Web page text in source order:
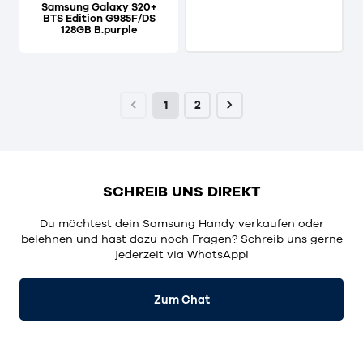
Samsung Galaxy S20+
BTS Edition G985F/DS
128GB B.purple
1 2
SCHREIB UNS DIREKT
Du möchtest dein Samsung Handy verkaufen oder
belehnen und hast dazu noch Fragen? Schreib uns gerne
jederzeit via WhatsApp!
Zum Chat